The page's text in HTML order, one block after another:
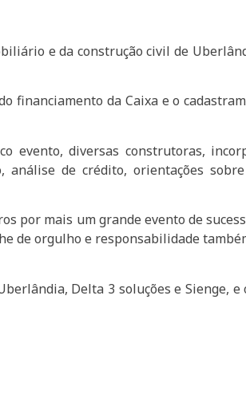
e da construção civil de
financiamento da Caixa e o
evento, diversas construtoras,
análise de crédito, orientações
por mais um grande evento de
de orgulho e responsabilidade
Delta 3 soluções e Sienge,